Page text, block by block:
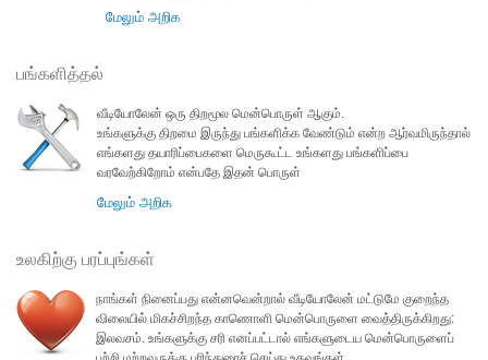
மேலும் அறிக
பங்களித்தல்
வீடியோலேன் ஒரு திறமூல மென்பொருள் ஆகும்.
உங்களுக்கு திறமை இருந்து பங்களிக்க வேண்டும் என்ற ஆர்வமிருந்தால்
எங்களது தயாரிப்பைகளை மெருகூட்ட உங்களது பங்களிப்பை
வரவேற்கிறோம் என்பதே இதன் பொருள்
மேலும் அறிக
உலகிற்கு பரப்புங்கள்
நாங்கள் நினைப்பது என்னவென்றால் வீடியோலேன் மட்டுமே குறைந்த
விலையில் மிகச்சிறந்த காணொளி மென்பொருளை வைத்திருக்கிறது:
இலவசம். உங்களுக்கு சரி எனப்பட்டால் எங்களுடைய மென்பொருளைப்